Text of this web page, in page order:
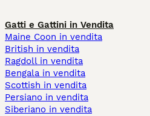
Gatti e Gattini in Vendita
Maine Coon in vendita
British in vendita
Ragdoll in vendita
Bengala in vendita
Scottish in vendita
Persiano in vendita
Siberiano in vendita